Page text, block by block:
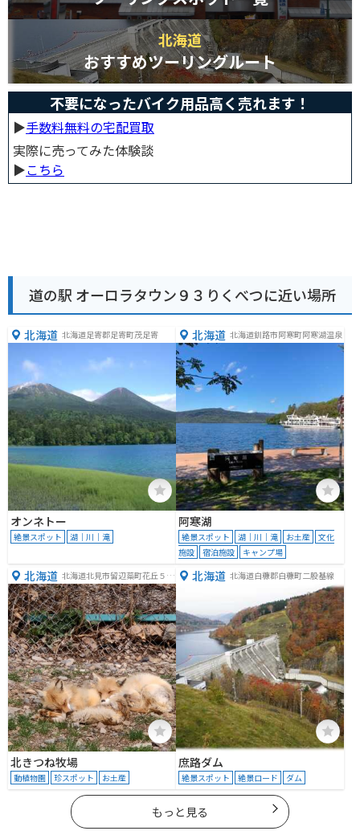
北海道
おすすめツーリングルート
不要になったバイク用品高く売れます！
▶︎手数料無料の宅配買取
実際に売ってみた体験談
▶︎こちら
道の駅 オーロラタウン９３りくべつに近い場所
北海道 北海道足寄郡足寄町茂足寄
オンネトー
絶景スポット 湖｜川｜滝
北海道 北海道釧路市阿寒町阿寒湖温泉
阿寒湖
絶景スポット 湖｜川｜滝 お土産
文化
施設
宿泊施設 キャンプ場
北海道 北海道北見市留辺蘂町花丘５２
−１
北きつね牧場
動植物園 珍スポット お土産
北海道 北海道白糠郡白糠町二股基線
庶路ダム
絶景スポット 絶景ロード ダム
もっと見る